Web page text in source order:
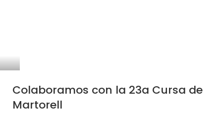
Colaboramos con la 23a Cursa de
Martorell